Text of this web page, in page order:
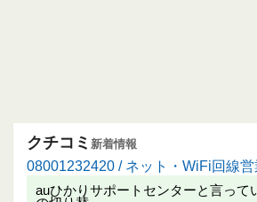
クチコミ 新着情報
08001232420 / ネット・WiFi回線営
auひかりサポートセンターと言って